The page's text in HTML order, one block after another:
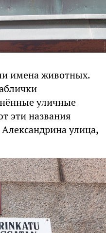
имена животных.
уличные
эти названия
улица,